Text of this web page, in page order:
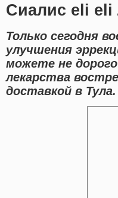
Сиалис eli eli
Только сегодня
улучшения
можете не
лекарства
доставкой в Тула.